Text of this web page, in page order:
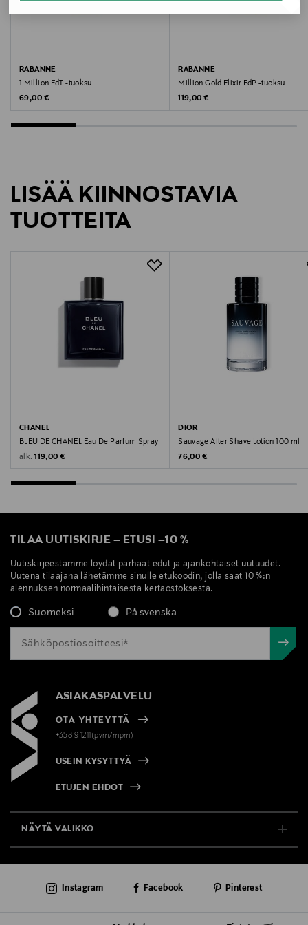
Valmistaja
Sirowa Finland Ltd Oy
Valmistajan osoite
Digitaalinen osoite
kuluttajapalvelu@sirowa.com
Paco Rabanne, tuoksu, hajuvesi, Paco Rabanne One
RABANNE
1 Million EdT -tuoksu
Original Price
69,00 €
RABANNE
Million Gold Elixir EdP -tuoksu
Original Price
119,00 €
LISÄÄ KIINNOSTAVIA
TUOTTEITA
CHANEL
BLEU DE CHANEL Eau De Parfum Spray
alk. Original Price
119,00 €
DIOR
Sauvage After Shave Lotion 100 ml
Original Price
76,00 €
TILAA UUTISKIRJE – ETUSI –10 %
Uutiskirjeestämme löydät parhaat edut ja ajankohtaiset uutuudet.
Uutena tilaajana lähetämme sinulle etukoodin, jolla saat 10 %:n
alennuksen normaalihintaisesta kertaostoksesta.
Suomeksi På svenska
ASIAKASPALVELU
OTA YHTEYTTÄ
+358 9 1211(pvm/mpm)
USEIN KYSYTTYÄ
ETUJEN EHDOT
NÄYTÄ VALIKKO
AJANKOHTAISTA
Instagram Facebook Pinterest